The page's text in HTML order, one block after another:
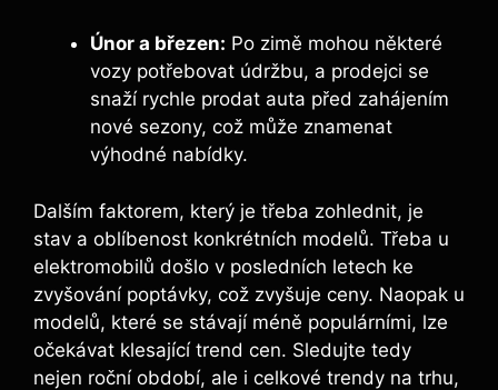
Únor a březen: Po zimě mohou některé
vozy potřebovat údržbu, a prodejci se
snaží rychle prodat auta před zahájením
nové sezony, což může znamenat
výhodné nabídky.
Dalším faktorem, který je třeba zohlednit, je
stav a oblíbenost konkrétních modelů. Třeba u
elektromobilů došlo v posledních letech ke
zvyšování poptávky, což zvyšuje ceny. Naopak u
modelů, které se stávají méně populárními, lze
očekávat klesající trend cen. Sledujte tedy
nejen roční období, ale i celkové trendy na trhu,